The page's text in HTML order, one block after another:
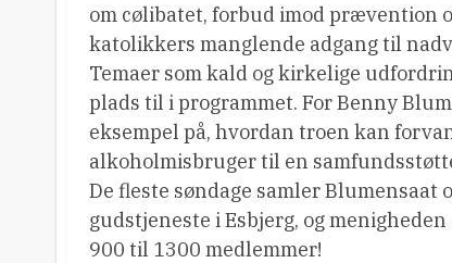
om cølibatet, forbud imod prævention
katolikkers manglende adgang til
Temaer som kald og kirkelige
plads til i programmet. For Benny
eksempel på, hvordan troen kan
alkoholmisbruger til en
De fleste søndage samler Blumensaat
gudstjeneste i Esbjerg, og
900 til 1300 medlemmer!